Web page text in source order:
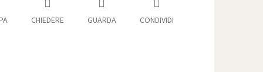
CHIEDERE GUARDA CONDIVIDI